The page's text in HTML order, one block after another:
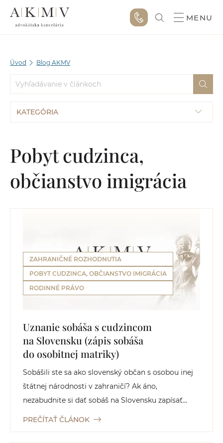
MENU
Úvod Blog AKMV
KATEGÓRIA
Pobyt cudzinca,
občianstvo imigrácia
ZAHRANIČNÉ ROZHODNUTIA
POBYT CUDZINCA, OBČIANSTVO IMIGRÁCIA
RODINNÉ PRÁVO
Uznanie sobáša s cudzincom
na Slovensku (zápis sobáša
do osobitnej matriky)
Sobášili ste sa ako slovenský občan s osobou inej
štátnej národnosti v zahraničí? Ak áno,
nezabudnite si dať sobáš na Slovensku zapísať...
PREČÍTAŤ ČLÁNOK